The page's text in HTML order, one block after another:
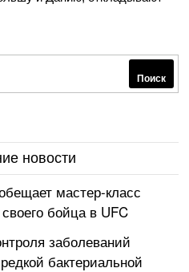
Поиск
новости
мастер-класс
бойца в UFC
заболеваний
бактериальной